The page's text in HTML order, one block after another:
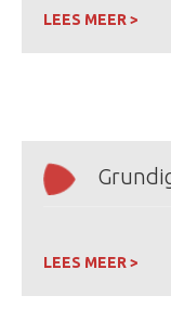
LEES MEER >
LEES MEER >